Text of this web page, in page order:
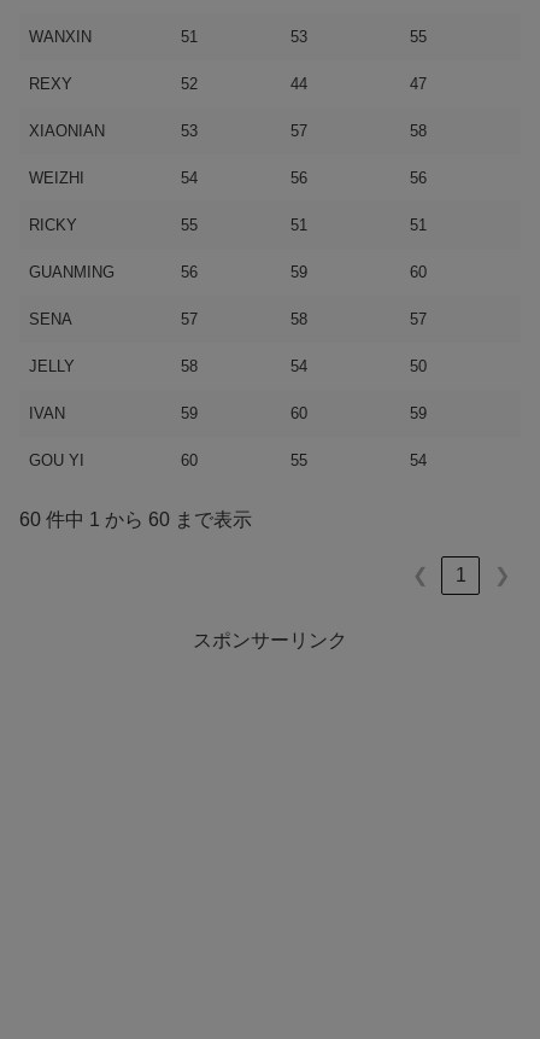
WANXIN 51 53 55
REXY 52 44 47
XIAONIAN 53 57 58
WEIZHI 54 56 56
RICKY 55 51 51
GUANMING 56 59 60
SENA 57 58 57
JELLY 58 54 50
IVAN 59 60 59
GOU YI 60 55 54
60 件中 1 から 60 まで表示
❮ 1 ❯
スポンサーリンク